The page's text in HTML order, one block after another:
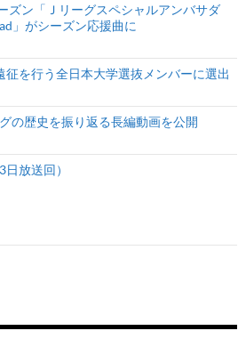
ズン「Ｊリーグスペシャルアンバサダ
」がシーズン応援曲に
を行う全日本大学選抜メンバーに選出
の歴史を振り返る長編動画を公開
放送回）